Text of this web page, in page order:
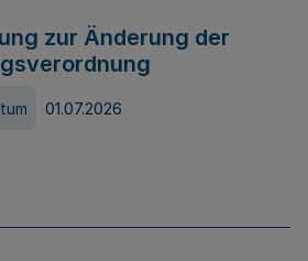
zur Änderung der
01.07.2026